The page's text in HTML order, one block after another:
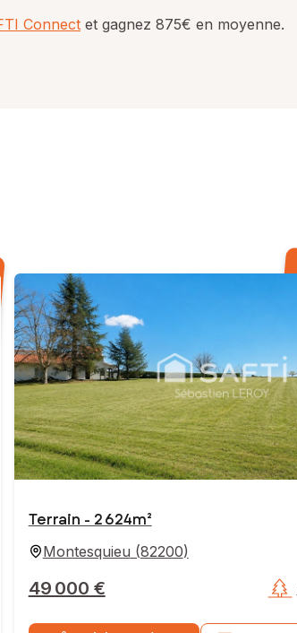
Connect et gagnez 875€ en moyenne.
Terrain - 2 624m²
Montesquieu (82200)
49 000 €